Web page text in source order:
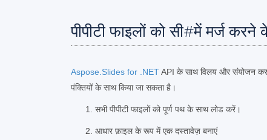
पीपीटी फाइलों को सी#में मर्ज
Aspose.Slides for .NETAPI के साथ विलय और संयोजन
पंक्तियों के साथ किया जा सकता है।
सभी पीपीटी फाइलों को पूर्ण पथ के साथ लोड करें।
आधार फ़ाइल के रूप में एक दस्तावेज़ बनाएं